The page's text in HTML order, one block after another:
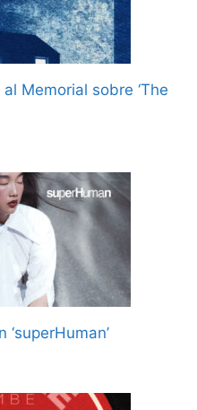
Memorial sobre ‘The